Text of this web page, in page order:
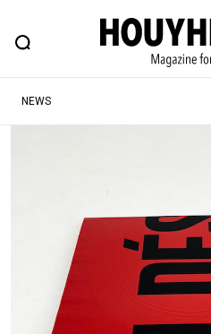
FEATURE BLOG
ヒップなファッション、カルチャ
#ESSENTIAL DESIGNS #
#NEW VINTAGE #マイナ
#路地裏てぃーん。
#GH 銘品の所以 #フイ
NEWS